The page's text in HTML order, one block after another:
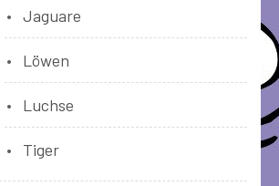
Jaguare
Löwen
Luchse
Tiger